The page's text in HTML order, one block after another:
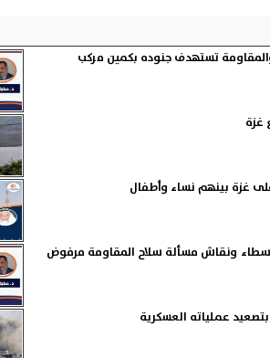
تستهدف جنوده بكمين مركب
ونقاش مسألة سلاح المقاومة مرفوض
عملياته العسكرية